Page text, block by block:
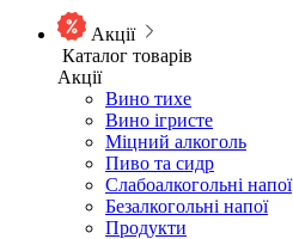
Акції
Каталог товарів
Акції
Вино тихе
Вино ігристе
Міцний алкоголь
Пиво та сидр
Слабоалкогольні напої
Безалкогольні напої
Продукти